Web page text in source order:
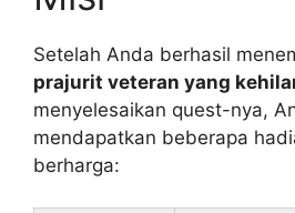
Setelah Anda berhasil
prajurit veteran yang
menyelesaikan quest-nya,
mendapatkan beberapa
berharga: